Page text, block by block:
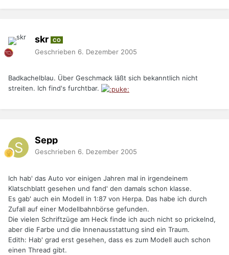
skr CO
Geschrieben 6. Dezember 2005
Badkachelblau. Über Geschmack läßt sich bekanntlich nicht
streiten. Ich find's furchtbar.
Sepp
Geschrieben 6. Dezember 2005
Ich hab' das Auto vor einigen Jahren mal in irgendeinem
Klatschblatt gesehen und fand' den damals schon klasse.
Es gab' auch ein Modell in 1:87 von Herpa. Das habe ich durch
Zufall auf einer Modellbahnbörse gefunden.
Die vielen Schriftzüge am Heck finde ich auch nicht so prickelnd,
aber die Farbe und die Innenausstattung sind ein Traum.
Edith: Hab' grad erst gesehen, dass es zum Modell auch schon
einen Thread gibt.